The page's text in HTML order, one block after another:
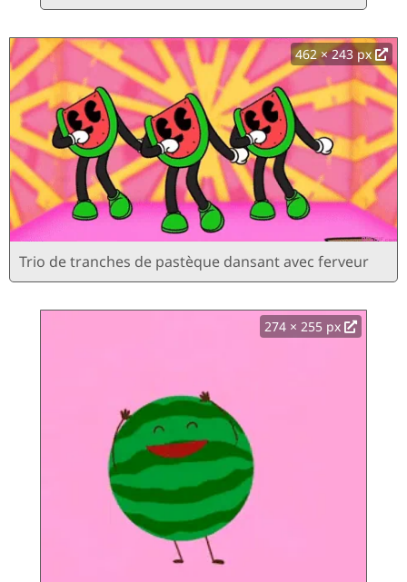
462 × 243 px
Trio de tranches de pastèque dansant avec ferveur
274 × 255 px